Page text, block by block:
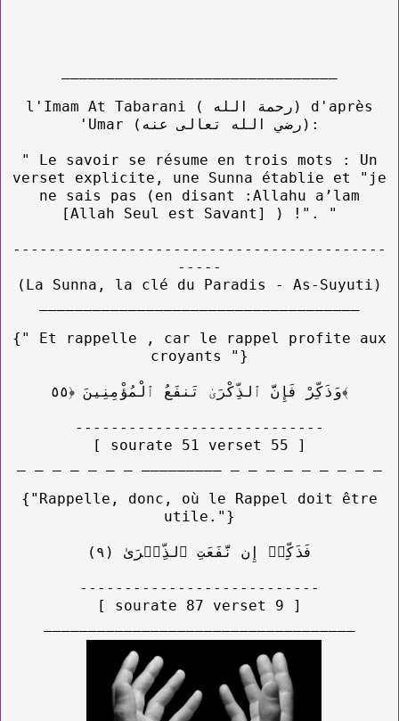
l'Imam At Tabarani ( رحمة الله) d'après
'Umar (رضي الله تعالى عنه):
" Le savoir se résume en trois mots : Un
verset explicite, une Sunna établie et "je
ne sais pas (en disant :Allahu a’lam
[Allah Seul est Savant] ) !". "
------------------------------------------
-----
(La Sunna, la clé du Paradis - As-Suyuti)
{" Et rappelle , car le rappel profite aux
croyants "}
وَذَكِّرْ فَإِنَّ ٱلذِّكْرَىٰ تَنفَعُ ٱلْمُؤْمِنِينَ ﴿٥٥﴾
----------------------------
[ sourate 51 verset 55 ]
{"Rappelle, donc, où le Rappel doit être
utile."}
فَذَكِّرۡ إِن نَّفَعَتِ ٱلذِّكۡرَىٰ (٩)
---------------------------
[ sourate 87 verset 9 ]